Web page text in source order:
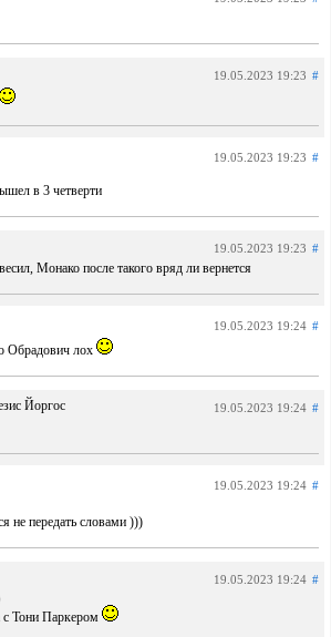
19.05.2023 19:23 #
19.05.2023 19:23 #
в 3 четверти
19.05.2023 19:23 #
Монако после такого вряд ли вернется
19.05.2023 19:24 #
Обрадович лох
Йоргос 19.05.2023 19:24 #
19.05.2023 19:24 #
не передать словами )))
19.05.2023 19:24 #
с Тони Паркером